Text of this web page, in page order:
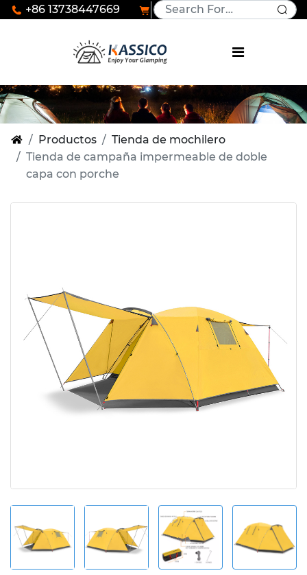
+86 13738447669
Productos
Tienda de mochilero
Tienda de campaña impermeable de doble
capa con porche